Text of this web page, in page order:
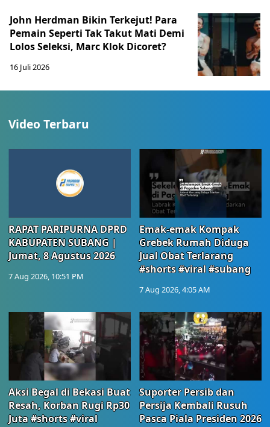
John Herdman Bikin Terkejut! Para
Pemain Seperti Tak Takut Mati Demi
Lolos Seleksi, Marc Klok Dicoret?
16 Juli 2026
Video Terbaru
RAPAT PARIPURNA DPRD
KABUPATEN SUBANG |
Jumat, 8 Agustus 2026
7 Aug 2026, 10:51 PM
Emak-emak Kompak
Grebek Rumah Diduga
Jual Obat Terlarang
#shorts #viral #subang
7 Aug 2026, 4:05 AM
Aksi Begal di Bekasi Buat
Resah, Korban Rugi Rp30
Juta #shorts #viral
Suporter Persib dan
Persija Kembali Rusuh
Pasca Piala Presiden 2026